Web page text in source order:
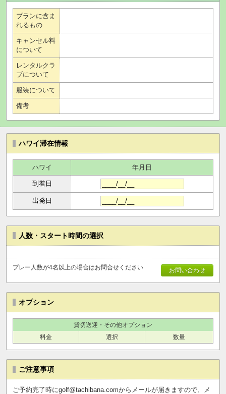
プランに含ま
れるもの
キャンセル料
について
レンタルクラ
ブについて
服装について
備考
ハワイ滞在情報
ハワイ 年月日
到着日
出発日
人数・スタート時間の選択
お問い合わせ
プレー人数が4名以上の場合はお問合せください
オプション
貸切送迎・その他オプション
料金
選択 数量
ご注意事項
ご予約完了時にgolf@tachibana.comからメールが届きますので、メ